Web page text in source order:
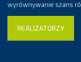
wyrównywanie szans
REALIZATORZY